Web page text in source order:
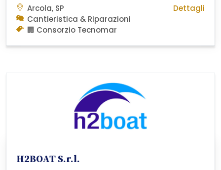
Arcola, SP
Cantieristica & Riparazioni
🏢 Consorzio Tecnomar
Dettagli
H2BOAT S.r.l.